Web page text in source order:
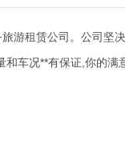
游租赁公司。公司坚
和车况**有保证,你的满